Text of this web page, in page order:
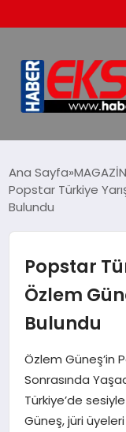
EKONOMİ
SİYASET
SPOR
YAŞAM
TEKNOLOJİ
Ana Sayfa MAGAZİN
Popstar Türkiye
Bulundu
Popstar
Özlem
Bulundu
Özlem Güneş’in
Sonrasında
Türkiye’de
Güneş, jüri